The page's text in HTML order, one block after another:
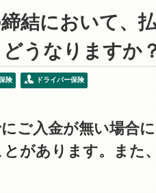
結において、
うなりますか
険 ドライバー保険
ご入金が無い場合
があります。また